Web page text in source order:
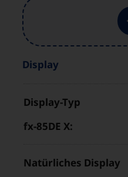
Eigenschaften
im
Bereich
Display
Wert
für
X“
Display-Typ
Natürliches Display